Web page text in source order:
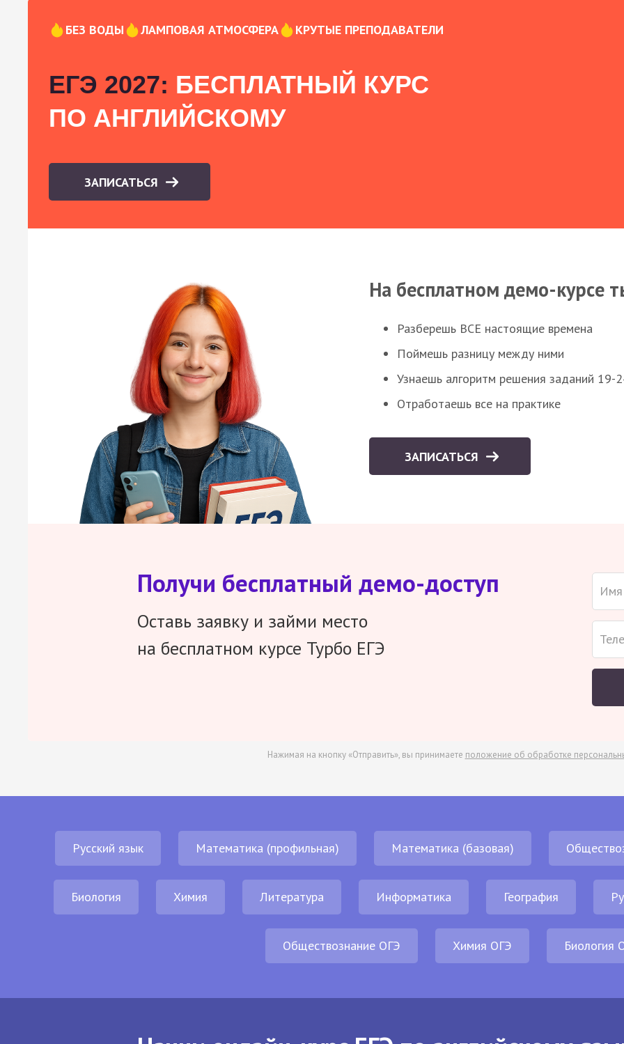
БЕЗ ВОДЫ ЛАМПОВАЯ АТМОСФЕРА КРУТЫЕ ПРЕПОДАВАТЕЛИ
ЕГЭ 2027: БЕСПЛАТНЫЙ КУРС
ПО АНГЛИЙСКОМУ
ЗАПИСАТЬСЯ
На бесплатном демо-курсе
Разберешь ВСЕ настоящие времена
Поймешь разницу между ними
Узнаешь алгоритм решения заданий 19-
Отработаешь все на практике
ЗАПИСАТЬСЯ
Получи бесплатный демо-доступ
Оставь заявку и займи место
на бесплатном курсе Турбо ЕГЭ
Нажимая на кнопку «Отправить», вы принимаете положение об обработке
Русский язык Математика (профильная) Математика (базовая)
Биология Химия Литература Информатика География
Обществознание ОГЭ Химия ОГЭ Биология